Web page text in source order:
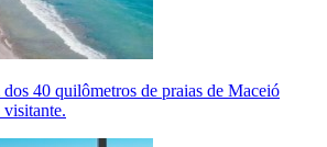
40 quilômetros de praias de Maceió
visitante.